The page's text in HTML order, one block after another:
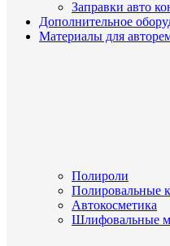
Заправки авто
Дополнительное
Материалы для
Полироли
Полировальные
Автокосметика
Шлифовальные